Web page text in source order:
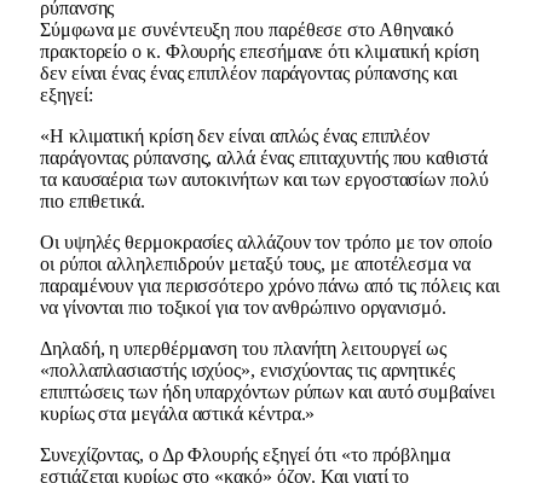
ρύπανσης
Σύμφωνα με συνέντευξη που παρέθεσε στο Αθηναικό
πρακτορείο ο κ. Φλουρής επεσήμανε ότι κλιματική κρίση
δεν είναι ένας ένας επιπλέον παράγοντας ρύπανσης και
εξηγεί:
«Η κλιματική κρίση δεν είναι απλώς ένας επιπλέον
παράγοντας ρύπανσης, αλλά ένας επιταχυντής που καθιστά
τα καυσαέρια των αυτοκινήτων και των εργοστασίων πολύ
πιο επιθετικά.
Οι υψηλές θερμοκρασίες αλλάζουν τον τρόπο με τον οποίο
οι ρύποι αλληλεπιδρούν μεταξύ τους, με αποτέλεσμα να
παραμένουν για περισσότερο χρόνο πάνω από τις πόλεις και
να γίνονται πιο τοξικοί για τον ανθρώπινο οργανισμό.
Δηλαδή, η υπερθέρμανση του πλανήτη λειτουργεί ως
«πολλαπλασιαστής ισχύος», ενισχύοντας τις αρνητικές
επιπτώσεις των ήδη υπαρχόντων ρύπων και αυτό συμβαίνει
κυρίως στα μεγάλα αστικά κέντρα.»
Συνεχίζοντας, ο Δρ Φλουρής εξηγεί ότι «το πρόβλημα
εστιάζεται κυρίως στο «κακό» όζον. Και γιατί το